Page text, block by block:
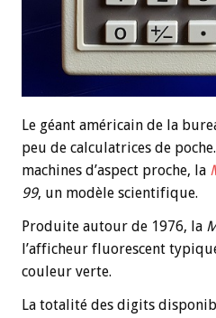
Le géant américain de la
peu de calculatrices de
machines d’aspect proche, la
99, un modèle scientifique.
Produite autour de 1976, la
l’afficheur fluorescent
couleur verte.
La totalité des digits